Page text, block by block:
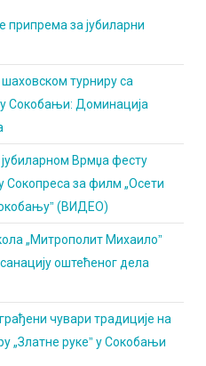
припрема за јубиларни
шаховском турниру са
Сокобањи: Доминација
јубиларном Врмџа фесту
Сокопреса за филм „Осети
(ВИДЕО)
„Митрополит Михаилоˮ
оштећеног дела
чувари традиције на
„Златне рукеˮ у Сокобањи